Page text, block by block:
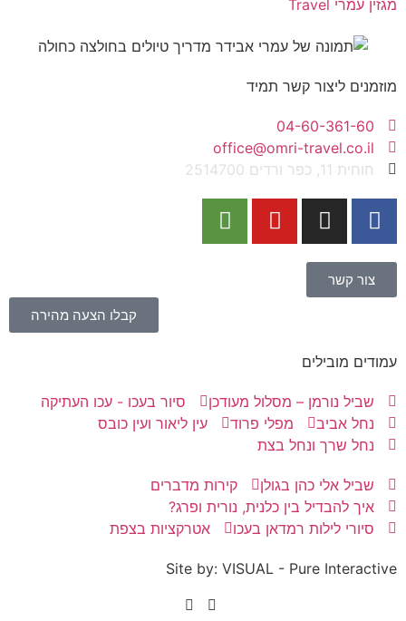
מגזין עמרי Travel
מוזמנים ליצור קשר תמיד
04-60-361-60
office@omri-travel.co.il
חוחית 11, כפר ורדים 2514700
צור קשר
קבלו הצעה מהירה
עמודים מובילים
שביל נורמן – מסלול מעודכן
סיור בעכו - עכו העתיקה
נחל אביב
מפלי פרוד
עין ליאור ועין כובס
נחל שרך ונחל בצת
שביל אלי כהן בגולן
קירות מדברים
איך להבדיל בין כלנית, נורית ופרג?
סיורי לילות רמדאן בעכו
אטרקציות בצפת
Site by: VISUAL - Pure Interactive